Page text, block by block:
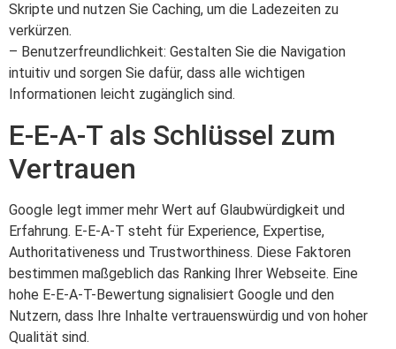
Skripte und nutzen Sie Caching, um die Ladezeiten zu
verkürzen.
– Benutzerfreundlichkeit: Gestalten Sie die Navigation
intuitiv und sorgen Sie dafür, dass alle wichtigen
Informationen leicht zugänglich sind.
E-E-A-T als Schlüssel zum
Vertrauen
Google legt immer mehr Wert auf Glaubwürdigkeit und
Erfahrung. E-E-A-T steht für Experience, Expertise,
Authoritativeness und Trustworthiness. Diese Faktoren
bestimmen maßgeblich das Ranking Ihrer Webseite. Eine
hohe E-E-A-T-Bewertung signalisiert Google und den
Nutzern, dass Ihre Inhalte vertrauenswürdig und von hoher
Qualität sind.